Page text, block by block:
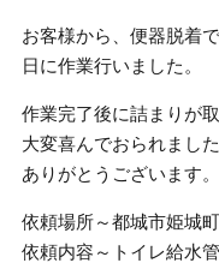
お客様から、便器脱着
日に作業行いました。
作業完了後に詰まりが
大変喜んでおられました
ありがとうございます。
依頼場所～都城市姫城町
依頼内容～トイレ給水